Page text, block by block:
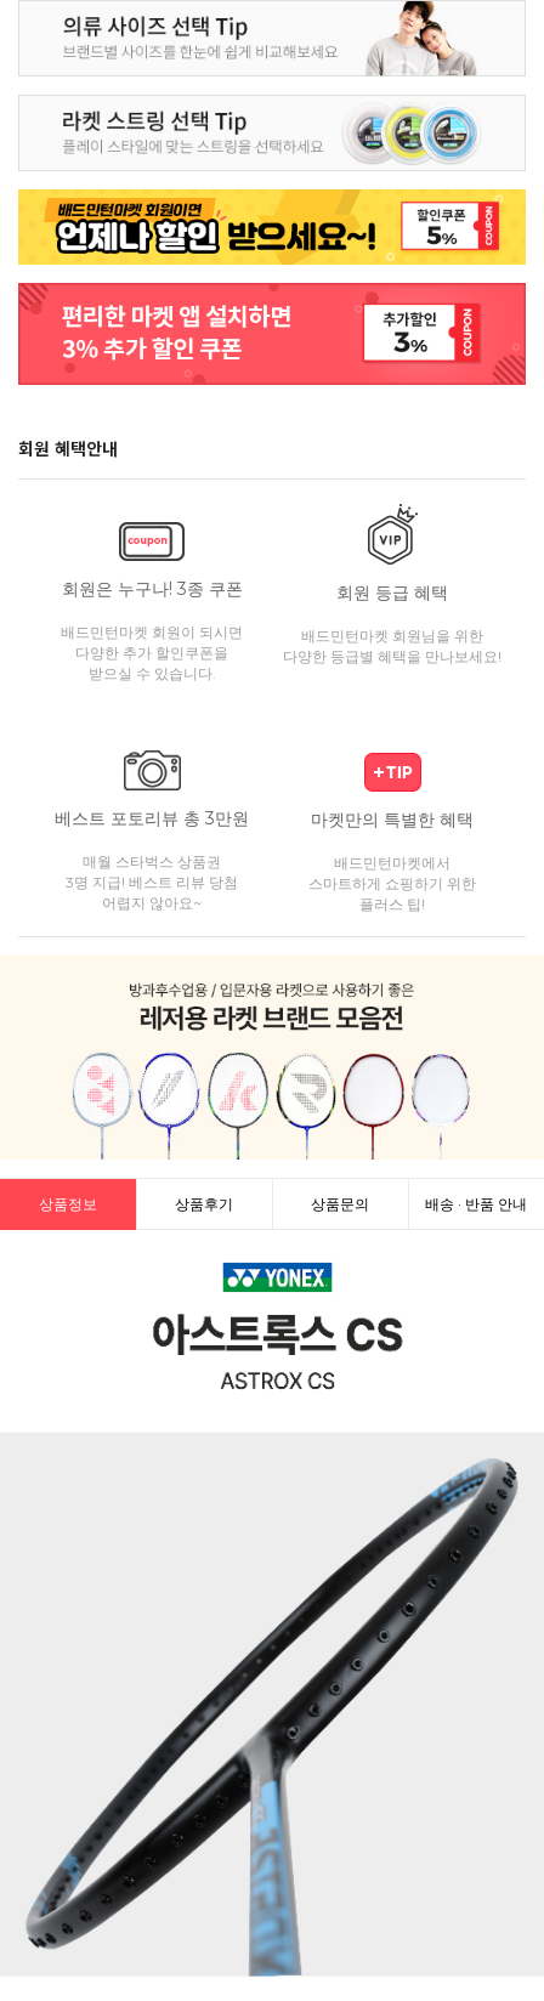
회원 혜택안내
회원은 누구나! 3종 쿠폰
배드민턴마켓 회원이 되시면
다양한 추가 할인쿠폰을
받으실 수 있습니다.
회원 등급 혜택
배드민턴마켓 회원님을 위한
다양한 등급별 혜택을 만나보세요!
베스트 포토리뷰 총 3만원
매월 스타벅스 상품권
3명 지급! 베스트 리뷰 당첨
어렵지 않아요~
마켓만의 특별한 혜택
배드민턴마켓에서
스마트하게 쇼핑하기 위한
플러스 팁!
상품정보 상품후기 상품문의 배송 · 반품 안내